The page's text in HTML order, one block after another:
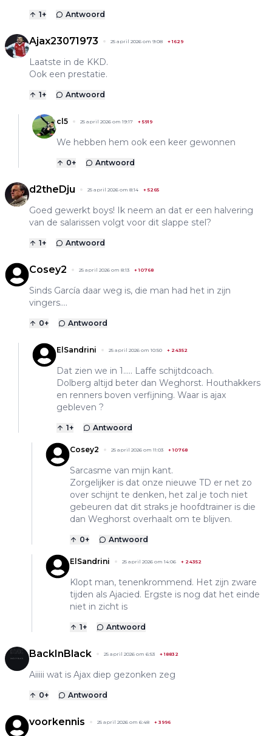
1+ Antwoord
Ajax23071973 25 april 2026 om 9:08 +1629
Laatste in de KKD.
Ook een prestatie.
1+ Antwoord
cl5 25 april 2026 om 19:17 + 5919
We hebben hem ook een keer gewonnen
0+ Antwoord
d2theDju 25 april 2026 om 8:14 + 5265
Goed gewerkt boys! Ik neem an dat er een halvering
van de salarissen volgt voor dit slappe stel?
1+ Antwoord
Cosey2 25 april 2026 om 8:13 +10768
Sinds García daar weg is, die man had het in zijn
vingers….
0+ Antwoord
ElSandrini 25 april 2026 om 10:50 + 24352
Dat zien we in 1..... Laffe schijtdcoach.
Dolberg altijd beter dan Weghorst. Houthakkers
en renners boven verfijning. Waar is ajax
gebleven ?
1+ Antwoord
Cosey2 25 april 2026 om 11:03 +10768
Sarcasme van mijn kant.
Zorgelijker is dat onze nieuwe TD er net zo
over schijnt te denken, het zal je toch niet
gebeuren dat dit straks je hoofdtrainer is die
dan Weghorst overhaalt om te blijven.
0+ Antwoord
ElSandrini 25 april 2026 om 14:06 + 24352
Klopt man, tenenkrommend. Het zijn zware
tijden als Ajacied. Ergste is nog dat het einde
niet in zicht is
1+ Antwoord
BackInBlack 25 april 2026 om 6:53 +18832
Aiiiii wat is Ajax diep gezonken zeg
0+ Antwoord
voorkennis 25 april 2026 om 6:48 + 3996